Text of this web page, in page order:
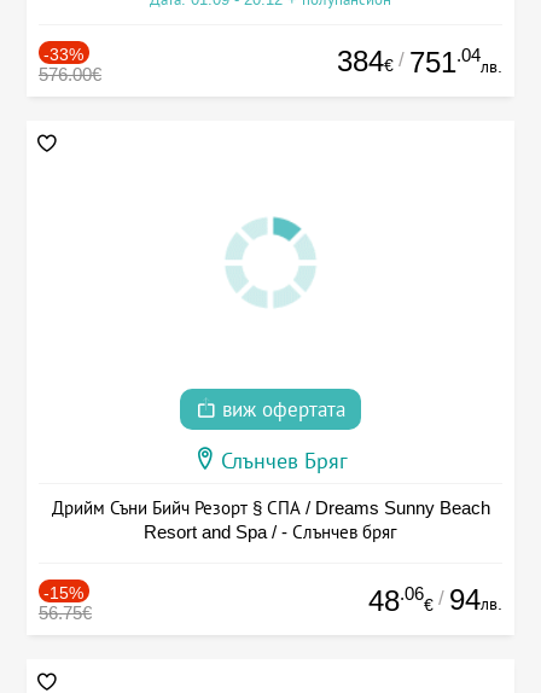
-33%
576.00€ 384€ / 751.04
лв.
виж офертата
Слънчев Бряг
Дрийм Съни Бийч Резорт § СПА / Dreams Sunny Beach
Resort and Spa / - Слънчев бряг
-15%
56.75€ 48.06
€ / 94лв.